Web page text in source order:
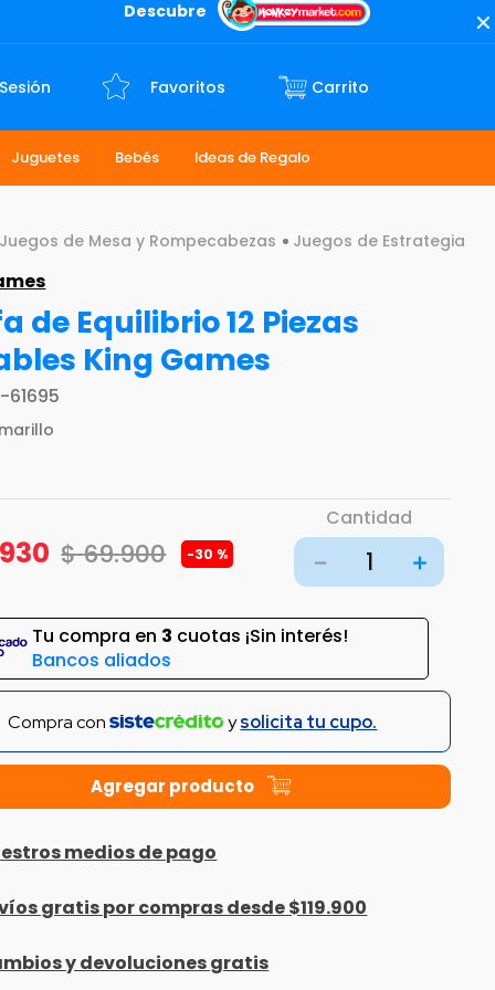
Descubre
Favoritos
Juguetes Bebés Ideas de Regalo
Juegos de Mesa y Rompecabezas Juegos de Estrategia
de Equilibrio 12 Piezas
King Games
61695
930 $69.900 -30 %
Cantidad
＋
－
Tu compra en 3 cuotas ¡Sin interés!
Bancos aliados
Compra con ysolicita tu cupo.
medios de pago
gratis por compras desde $119.900
y devoluciones gratis